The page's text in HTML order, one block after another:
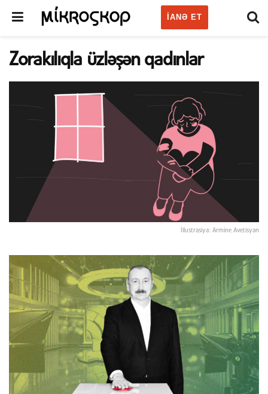
IANƏ ET
Zorakılıqla üzləşən qadınlar
İllustrasiya: Armine Avetisyan